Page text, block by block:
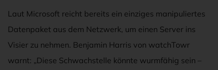
Laut Microsoft reicht bereits ein einziges manipuliertes
Datenpaket aus dem Netzwerk, um einen Server ins
Visier zu nehmen. Benjamin Harris von watchTowr
warnt: „Diese Schwachstelle könnte wurmfähig sein –